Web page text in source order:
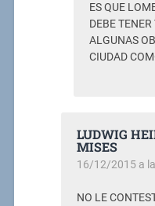
ES QUE
DEBE
ALGUNAS
CIUDAD
LUDWIG
MISES
16/12/2015 a
NO LE